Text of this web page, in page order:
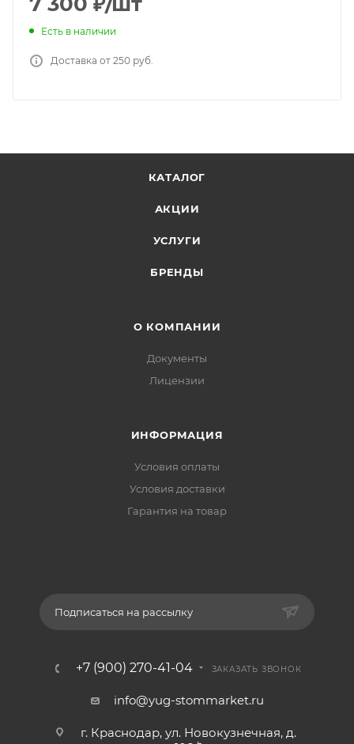
Есть в наличии
Доставка от 250 руб.
КАТАЛОГ
АКЦИИ
УСЛУГИ
БРЕНДЫ
О КОМПАНИИ
Документы
Лицензии
ИНФОРМАЦИЯ
Условия оплаты
Условия доставки
Гарантия на товар
Подписаться на рассылку
+7 (900) 270-41-04 ЗАКАЗАТЬ ЗВОНОК
info@yug-stommarket.ru
г. Краснодар, ул. Новокузнечная, д.